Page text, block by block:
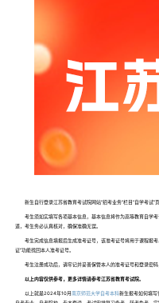
新生自行登录江苏省教育考试院网站“招考业务”栏目“自学考试”页
考生须如实填写各项基本信息，基本信息将作为高等教育自学考
道，考生务必认真核对，确保准确无误。
考生完成信息填报后生成准考证号，该准考证号将用于课程报考
证”功能找回本人准考证号。
考生注册成功后，请牢记并妥善保管本人的准考证号和登录密码
以上内容仅供参考，更多详情请参考江苏省教育考试院。
以上就是2024年10月南京师范大学自考本科新生报考如何填写